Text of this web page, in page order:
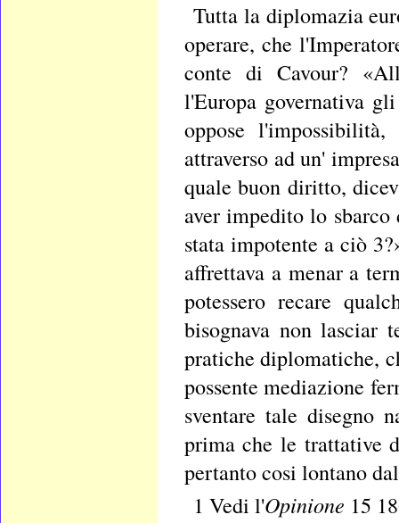
Tutta la diplomazia
operare, che
conte di Cavour?
l'Europa governativa
oppose
attraverso ad un'
quale buon diritto,
aver impedito lo
stata impotente a ciò
affrettava a menar a
potessero recare
bisognava non lasciar
pratiche diplomatiche,
possente mediazione
sventare tale disegno
prima che le trattative
pertanto cosi lontano
1 Vedi l'Opinione 15